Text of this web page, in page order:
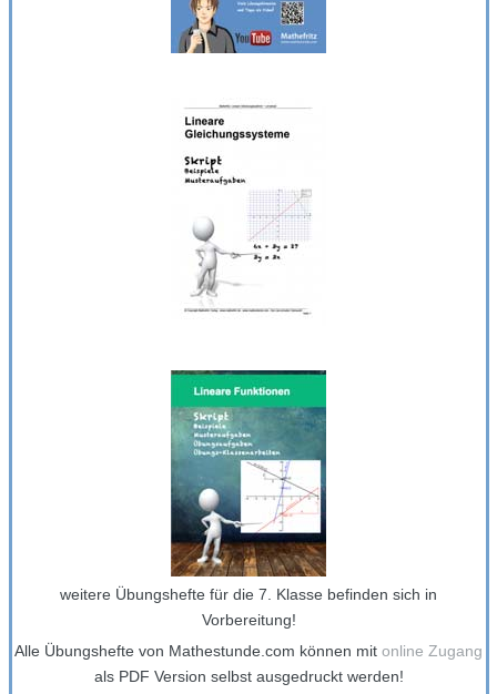
weitere Übungshefte für die 7. Klasse befinden sich in
Vorbereitung!
Alle Übungshefte von Mathestunde.com können mit online Zugang
als PDF Version selbst ausgedruckt werden!